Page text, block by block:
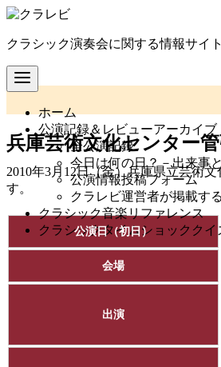
コ
テ
ン
ツ
移
動
クラシック演奏会に関する情報サイト
ホーム
公演記録＆レビューアーカイブ
全公演記録
今日は何の日？－出来事
公演情報投稿フォーム
クラレビ運営者が掲載す
クラシック音楽リファレンス
クラシックタイムショッククイ
兵庫芸術文化センター
2010年3月12日（金）兵庫県立芸術
す。
公演日（初日）
会場
出演